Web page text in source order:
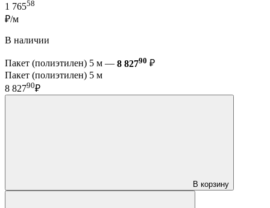
1 76558
₽/м
В наличии
Пакет (полиэтилен) 5 м — 8 82790 ₽
Пакет (полиэтилен) 5 м
8 82790₽
В корзину